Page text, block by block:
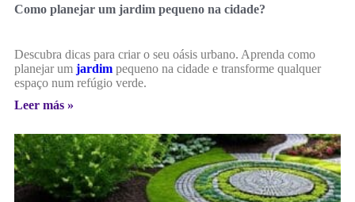
Como planejar um jardim pequeno na cidade?
Descubra dicas para criar o seu oásis urbano. Aprenda como
planejar um jardim pequeno na cidade e transforme qualquer
espaço num refúgio verde.
Leer más »